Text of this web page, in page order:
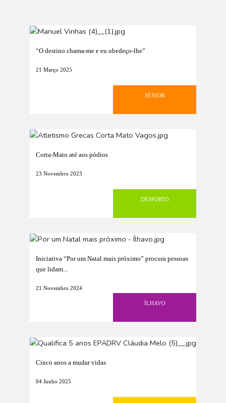
“O destino chama-me e eu obedeço-lhe”
21 Março 2025
SÉNIOR
Corta-Mato até aos pódios
23 Novembro 2023
DESPORTO
Iniciativa “Por um Natal mais próximo” procura pessoas
que lidam...
21 Novembro 2024
ÍLHAVO
Cinco anos a mudar vidas
04 Junho 2025